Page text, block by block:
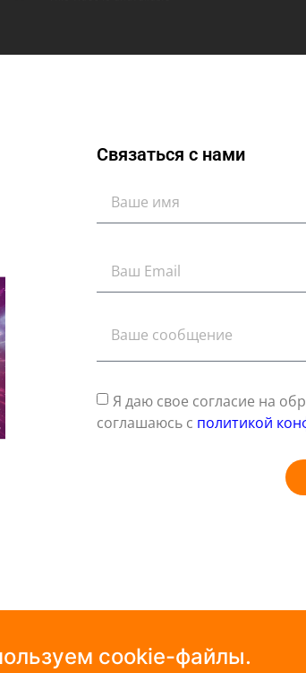
Связаться с нами
Я даю свое согласие на
соглашаюсь с политикой
cookie-файлы.